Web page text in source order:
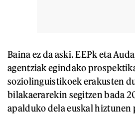
Baina ez da aski. EEPk eta
agentziak egindako
soziolinguistikoek erakusten
bilakaerarekin segitzen bada
apalduko dela euskal